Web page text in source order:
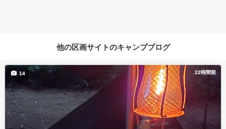
他の区画サイトのキャンプブログ
22時間前
14